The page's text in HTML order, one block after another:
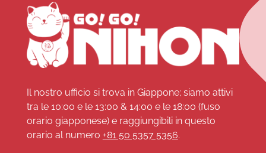
Il nostro ufficio si trova in Giappone; siamo attivi
tra le 10:00 e le 13:00 & 14:00 e le 18:00 (fuso
orario giapponese) e raggiungibili in questo
orario al numero +81 50 5357 5356.